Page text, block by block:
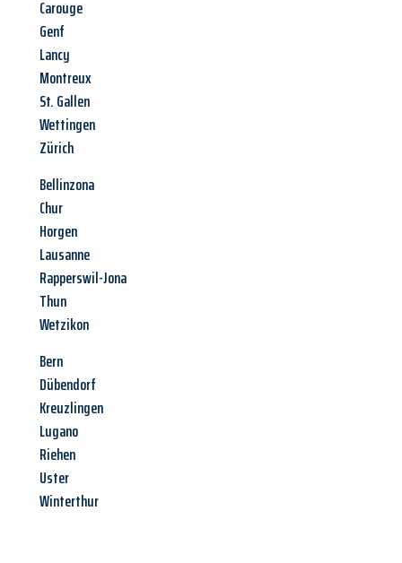
Carouge
Genf
Lancy
Montreux
St. Gallen
Wettingen
Zürich
Bellinzona
Chur
Horgen
Lausanne
Rapperswil-Jona
Thun
Wetzikon
Bern
Dübendorf
Kreuzlingen
Lugano
Riehen
Uster
Winterthur